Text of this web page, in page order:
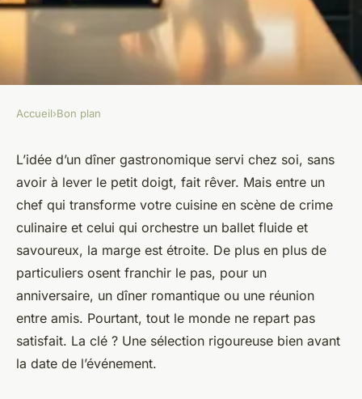
BON PLAN
Les 5 critères essentiels pour
sélectionner un chef à
domicile en 2026
François-Xavier •30/03/2026 14:30 •10 min de lecture
Accueil›Bon plan
L’idée d’un dîner gastronomique servi chez soi, sans
avoir à lever le petit doigt, fait rêver. Mais entre un
chef qui transforme votre cuisine en scène de crime
culinaire et celui qui orchestre un ballet fluide et
savoureux, la marge est étroite. De plus en plus de
particuliers osent franchir le pas, pour un
anniversaire, un dîner romantique ou une réunion
entre amis. Pourtant, tout le monde ne repart pas
satisfait. La clé ? Une sélection rigoureuse bien avant
la date de l’événement.